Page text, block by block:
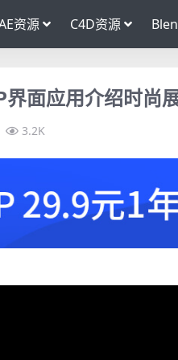
资源 C4D资源
面应用介绍时尚
3.2K